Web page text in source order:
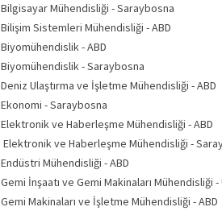
Bilgisayar Mühendisliği - Saraybosna
Bilişim Sistemleri Mühendisliği - ABD
Biyomühendislik - ABD
Biyomühendislik - Saraybosna
Deniz Ulaştırma ve İşletme Mühendisliği - ABD
Ekonomi - Saraybosna
Elektronik ve Haberleşme Mühendisliği - ABD
Elektronik ve Haberleşme Mühendisliği -
Endüstri Mühendisliği - ABD
Gemi İnşaatı ve Gemi Makinaları Mühendisliği -
Gemi Makinaları ve İşletme Mühendisliği - ABD